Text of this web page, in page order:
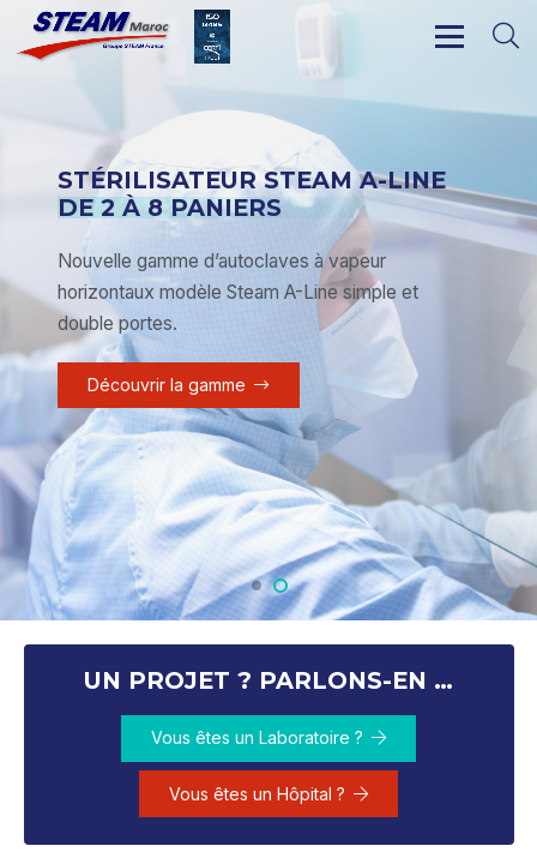
STÉRILISATEUR STEAM A-LINE
DE 2 À 8 PANIERS
Nouvelle gamme d’autoclaves à vapeur
horizontaux modèle Steam A-Line simple et
double portes.
Découvrir la gamme
UN PROJET ? PARLONS-EN …
Vous êtes un Laboratoire ?
Vous êtes un Hôpital ?